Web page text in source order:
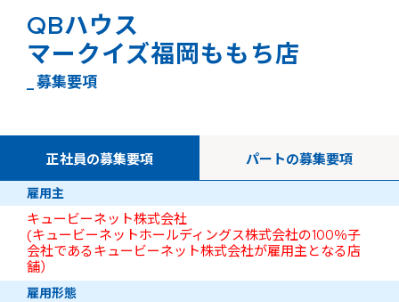
QBハウス
マークイズ福岡ももち店
_ 募集要項
正社員の募集要項 パートの募集要項
雇用主
キュービーネット株式会社
(キュービーネットホールディングス株式会社の100％子
会社であるキュービーネット株式会社が雇用主となる店
舗）
雇用形態